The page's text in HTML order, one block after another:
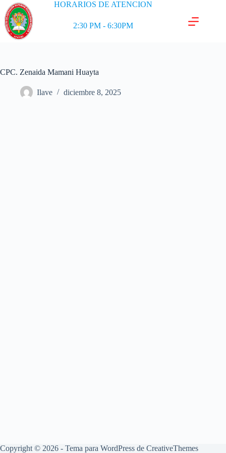
HORARIOS DE ATENCION
2:30 PM - 6:30PM
CPC. Zenaida Mamani Huayta
Ilave diciembre 8, 2025
Copyright © 2026 - Tema para WordPress de CreativeThemes